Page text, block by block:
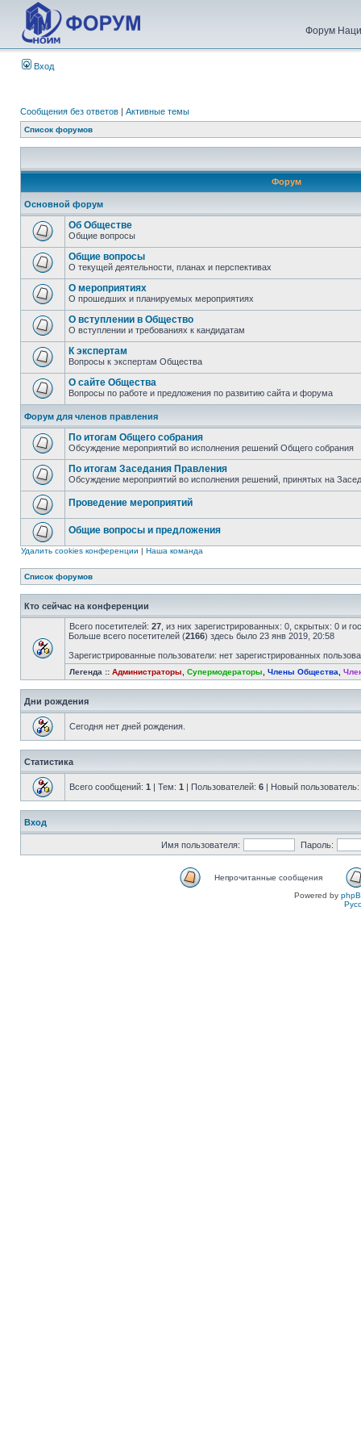
Форум
Вход
Сообщения без ответов | Активные темы
Список форумов
Форум
Основной форум
Об Обществе
Общие вопросы
Общие вопросы
О текущей деятельности, планах и перспективах
О мероприятиях
О прошедших и планируемых мероприятиях
О вступлении в Общество
О вступлении и требованиях к кандидатам
К экспертам
Вопросы к экспертам Общества
О сайте Общества
Вопросы по работе и предложения по развитию сайта и форума
Форум для членов правления
По итогам Общего собрания
Обсуждение мероприятий во исполнения решений Общего собрания
По итогам Заседания Правления
Обсуждение мероприятий во исполнения решений, принятых на
Проведение мероприятий
Общие вопросы и предложения
Удалить cookies конференции | Наша команда
Список форумов
Кто сейчас на конференции
Всего посетителей: 27 , из них зарегистрированных: 0, скрытых: 0 и
Больше всего посетителей (2166) здесь было 23 янв 2019, 20:58
Зарегистрированные пользователи: нет зарегистрированных
Легенда :: Администраторы Супермодераторы Члены Общества
Дни рождения
Сегодня нет дней рождения.
Статистика
Всего сообщений: 1 | Тем: 1 | Пользователей: 6 | Новый пользователь:
Вход
Имя пользователя: Пароль:
Непрочитанные сообщения
Powered by